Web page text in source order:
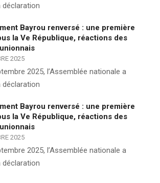
Bayrou renversé : une première
la Ve République, réactions des
2025
2025, l’Assemblée nationale a
Bayrou renversé : une première
la Ve République, réactions des
2025
2025, l’Assemblée nationale a